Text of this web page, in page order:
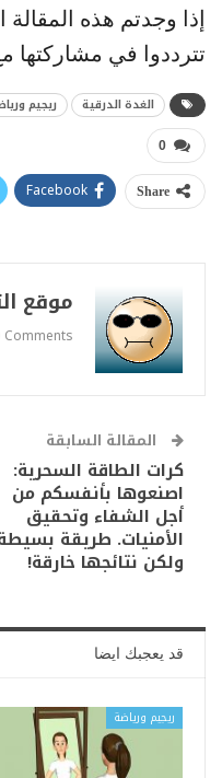
إذا وجدتم هذه المقالة
تترددوا في مشاركتها
الغدة الدرقية ريجيم
0
Share
Facebook
موقع
Comments
المقالة السابقة
كرات الطاقة السحرية:
اصنعوها بأنفسكم من
أجل الشفاء وتحقيق
الأمنيات. طريقة
ولكن نتائجها خارقة!
قد يعجبك ايضا
ريجيم ورياضة